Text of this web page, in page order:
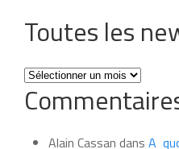
Toutes les
Toutes
les
news
Alain Cassan dans A